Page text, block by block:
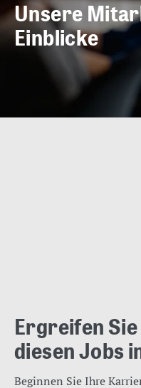
Unsere
Einblicke
Ergreifen
diesen Jobs
Beginnen Sie Ihre